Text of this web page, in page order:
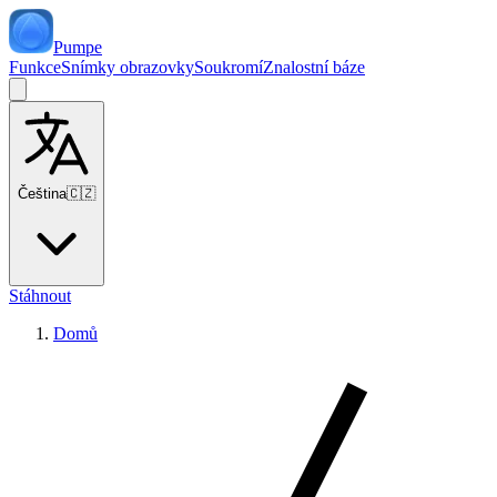
Pumpe
FunkceSnímky obrazovkySoukromíZnalostní báze
Čeština🇨🇿
Stáhnout
Domů